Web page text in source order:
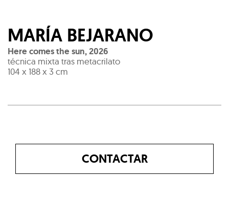
MARÍA BEJARANO
Here comes the sun,2026
técnica mixta tras metacrilato
104 x 188 x 3 cm
CONTACTAR